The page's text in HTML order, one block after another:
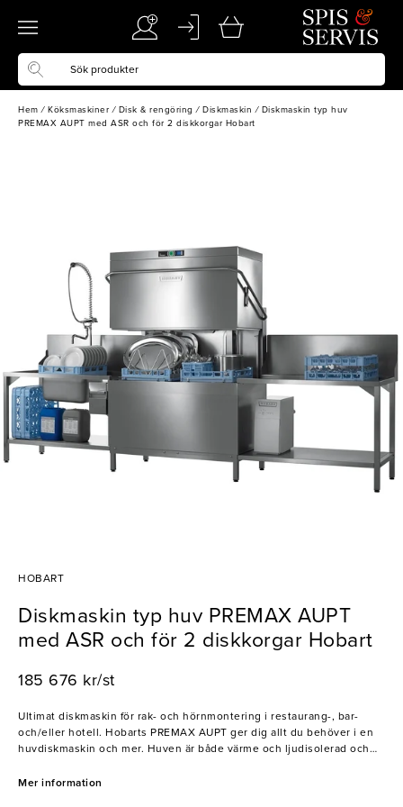
Hem / Köksmaskiner / Disk & rengöring / Diskmaskin / Diskmaskin typ huv
PREMAX AUPT med ASR och för 2 diskkorgar Hobart
HOBART
Diskmaskin typ huv PREMAX AUPT
med ASR och för 2 diskkorgar Hobart
185 676 kr/st
Ultimat diskmaskin för rak- och hörnmontering i restaurang-, bar-
och/eller hotell. Hobarts PREMAX AUPT ger dig allt du behöver i en
huvdiskmaskin och mer. Huven är både värme och ljudisolerad och
för fin- och grovdisk och i och med ASR funktionen, som är inbyggd
Mer information